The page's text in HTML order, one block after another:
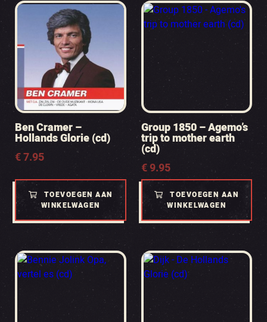
Ben Cramer –
Hollands Glorie (cd)
€7.95
TOEVOEGEN AAN
WINKELWAGEN
Group 1850 – Agemo’s
trip to mother earth
(cd)
€9.95
TOEVOEGEN AAN
WINKELWAGEN